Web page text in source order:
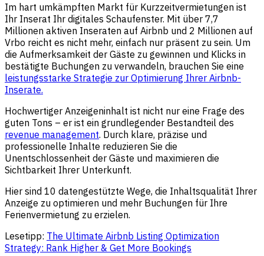
Im hart umkämpften Markt für Kurzzeitvermietungen ist
Ihr Inserat Ihr digitales Schaufenster. Mit über 7,7
Millionen aktiven Inseraten auf Airbnb und 2 Millionen auf
Vrbo reicht es nicht mehr, einfach nur präsent zu sein. Um
die Aufmerksamkeit der Gäste zu gewinnen und Klicks in
bestätigte Buchungen zu verwandeln, brauchen Sie eine
leistungsstarke Strategie zur Optimierung Ihrer Airbnb-
Inserate.
Hochwertiger Anzeigeninhalt ist nicht nur eine Frage des
guten Tons – er ist ein grundlegender Bestandteil des
revenue management. Durch klare, präzise und
professionelle Inhalte reduzieren Sie die
Unentschlossenheit der Gäste und maximieren die
Sichtbarkeit Ihrer Unterkunft.
Hier sind 10 datengestützte Wege, die Inhaltsqualität Ihrer
Anzeige zu optimieren und mehr Buchungen für Ihre
Ferienvermietung zu erzielen.
Lesetipp: The Ultimate Airbnb Listing Optimization
Strategy: Rank Higher & Get More Bookings